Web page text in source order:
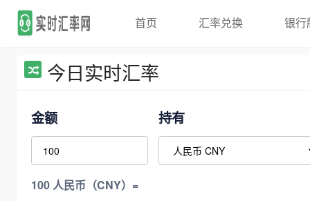
首页 汇率兑换 银行
今日实时汇率
金额 持有
100 人民币（CNY）=